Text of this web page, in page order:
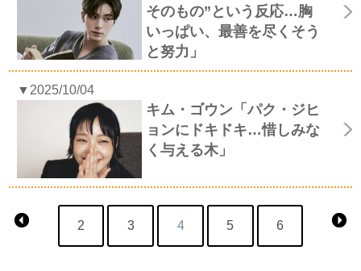
そのもの”という反応…胸
いっぱい、最善を尽くそう
と努力」
▼2025/10/04
キム・ゴウン「パク・ジヒ
ョンにドキドキ…惜しみな
く与える木」
2 3 4 5 6